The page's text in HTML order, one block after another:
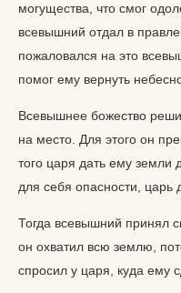
могущества, что смог
всевышний отдал в
пожаловался на это
помог ему вернуть
Всевышнее божество
на место. Для этого он
того царя дать ему земли
для себя опасности, царь
Тогда всевышний принял
он охватил всю землю,
спросил у царя, куда ему